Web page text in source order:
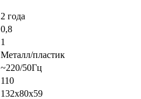
2 года
0,8
1
Металл/пластик
~220/50Гц
110
132x80x59